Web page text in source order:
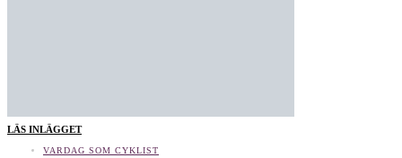
LÄS INLÄGGET
VARDAG SOM CYKLIST